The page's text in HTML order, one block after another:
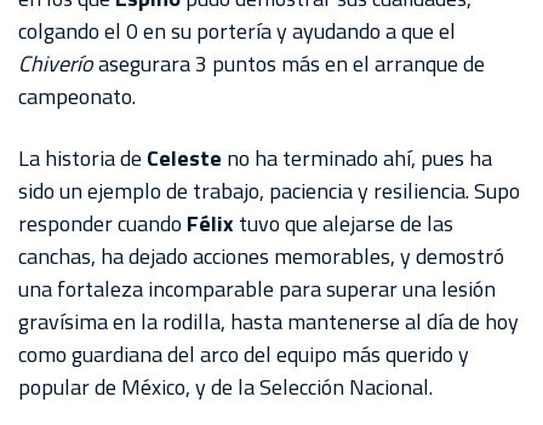
colgando el 0 en su portería y ayudando a que el
Chiveríoasegurara 3 puntos más en el arranque de
campeonato.
La historia de Celeste no ha terminado ahí, pues ha
sido un ejemplo de trabajo, paciencia y resiliencia. Supo
responder cuando Félix tuvo que alejarse de las
canchas, ha dejado acciones memorables, y demostró
una fortaleza incomparable para superar una lesión
gravísima en la rodilla, hasta mantenerse al día de hoy
como guardiana del arco del equipo más querido y
popular de México, y de la Selección Nacional.